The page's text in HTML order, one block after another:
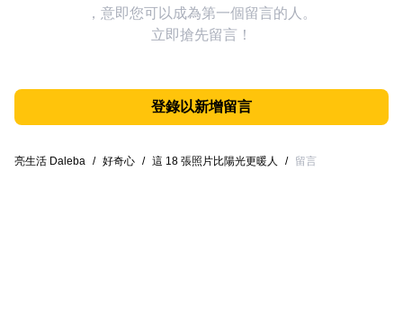
，意即您可以成為第一個留言的人。
立即搶先留言！
登錄以新增留言
亮生活 Daleba / 好奇心 / 這 18 張照片比陽光更暖人 / 留言